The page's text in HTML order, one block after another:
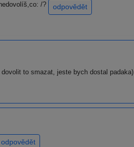
/? odpovědět
to smazat, jeste bych dostal padaka)
odpovědět